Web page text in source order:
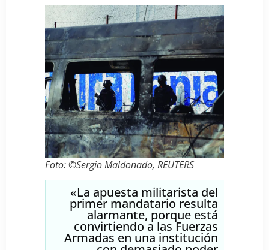
Foto: ©Sergio Maldonado, REUTERS
«La apuesta militarista del
primer mandatario resulta
alarmante, porque está
convirtiendo a las Fuerzas
Armadas en una institución